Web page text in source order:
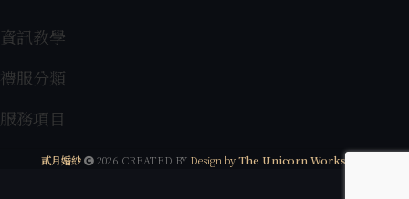
資訊教學
禮服分類
服務項目
貳月婚紗 2026 CREATED BY Design byThe Unicorn Workshop